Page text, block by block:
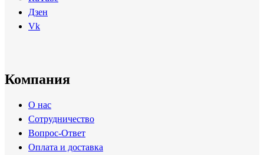
Дзен
Vk
Компания
О нас
Сотрудничество
Вопрос-Ответ
Оплата и доставка